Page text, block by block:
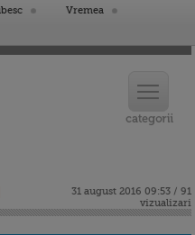
Vremea
31 august 2016 09:53 / 91
vizualizari